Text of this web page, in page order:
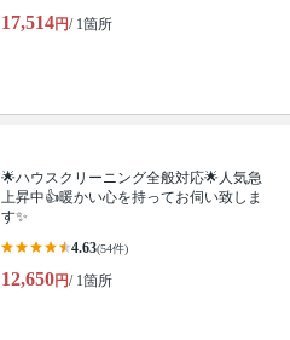
17,514円/ 1箇所
🌟ハウスクリーニング全般対応🌟人気急
上昇中👍暖かい心を持ってお伺い致しま
す✨
4.63(54件)
12,650円/ 1箇所